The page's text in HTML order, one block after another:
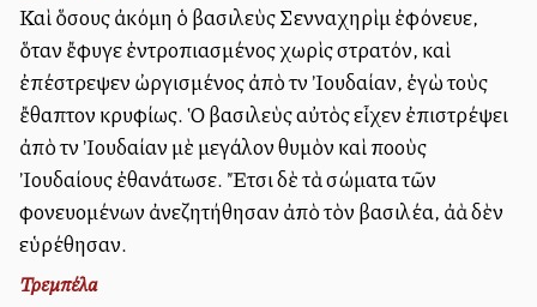
Καὶ ὅσους ἀκόμη ὁ βασιλεὺς Σενναχηρὶμ ἐφόνευε,
ὅταν ἔφυγε ἐντροπιασμένος χωρὶς στρατόν, καὶ
ἐπέστρεψεν ὠργισμένος ἀπὸ τὴν Ἰουδαίαν, ἐγὼ τοὺς
ἔθαπτον κρυφίως. Ὁ βασιλεὺς αὐτὸς εἶχεν ἐπιστρέψει
ἀπὸ τὴν Ἰουδαίαν μὲ μεγάλον θυμὸν καὶ πολλοὺς
Ἰουδαίους ἐθανάτωσε. Ἔτσι δὲ τὰ σώματα τῶν
φονευομένων ἀνεζητήθησαν ἀπὸ τὸν βασιλέα, ἀλλὰ δὲν
εὑρέθησαν.
Τρεμπέλα